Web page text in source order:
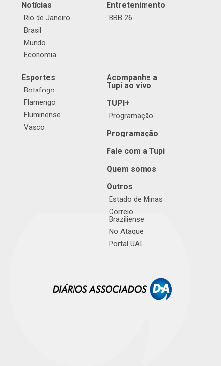
Notícias
Rio de Janeiro
Brasil
Mundo
Economia
Entretenimento
BBB 26
Esportes
Botafogo
Flamengo
Fluminense
Vasco
Acompanhe a
Tupi ao vivo
TUPI+
Programação
Programação
Fale com a Tupi
Quem somos
Outros
Estado de Minas
Correio
Braziliense
No Ataque
Portal UAI